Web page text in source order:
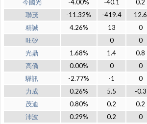
今國光
-4.00% -40.1 0.2
聯茂
-11.32% -419.4 12.6
精誠
4.26% 13 0
旺矽
0 0
光鼎
1.68% 1.4 0.8
高僑
0.00% 0 0
驊訊
-2.77% -1 0
力成
0.26% 5.5 -0.3
茂迪
0.80% 0.2 0.2
沛波
0.29% 0.2 0